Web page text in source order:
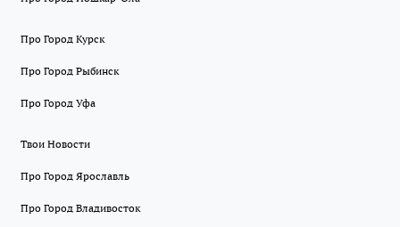
Про Город Курск
Про Город Рыбинск
Про Город Уфа
Твои Новости
Про Город Ярославль
Про Город Владивосток